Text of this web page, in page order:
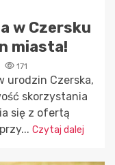
w Czersku
miasta!
171
urodzin Czerska,
skorzystania
się z ofertą
Czytaj dalej